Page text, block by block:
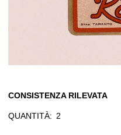
CONSISTENZA RILEVATA
QUANTITÀ: 2